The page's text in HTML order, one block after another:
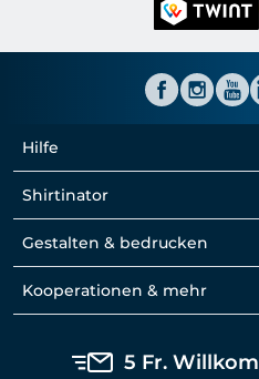
Hilfe
Shirtinator
Gestalten & bedrucken
Kooperationen & mehr
5 Fr.